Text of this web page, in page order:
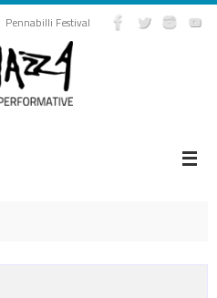
Festival